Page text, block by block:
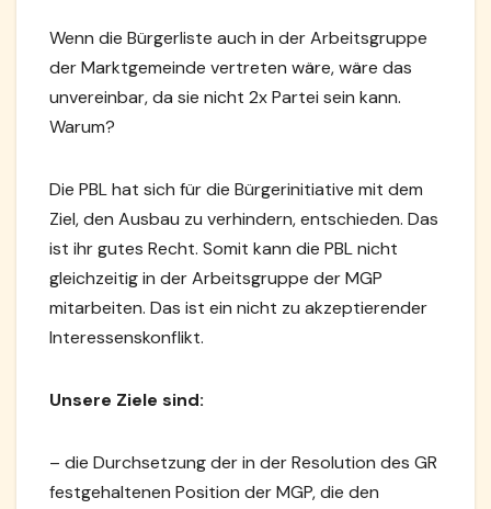
Wenn die Bürgerliste auch in der Arbeitsgruppe
der Marktgemeinde vertreten wäre, wäre das
unvereinbar, da sie nicht 2x Partei sein kann.
Warum?
Die PBL hat sich für die Bürgerinitiative mit dem
Ziel, den Ausbau zu verhindern, entschieden. Das
ist ihr gutes Recht. Somit kann die PBL nicht
gleichzeitig in der Arbeitsgruppe der MGP
mitarbeiten. Das ist ein nicht zu akzeptierender
Interessenskonflikt.
Unsere Ziele sind:
– die Durchsetzung der in der Resolution des GR
festgehaltenen Position der MGP, die den